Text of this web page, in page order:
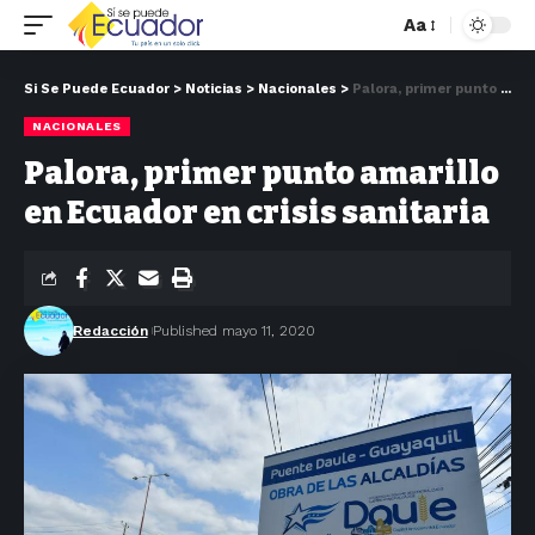
Aa
Si Se Puede Ecuador > Noticias > Nacionales > Palora, primer punto amarillo en Ecuador en crisis sanitaria
NACIONALES
Palora, primer punto amarillo
en Ecuador en crisis sanitaria
Redacción Published mayo 11, 2020